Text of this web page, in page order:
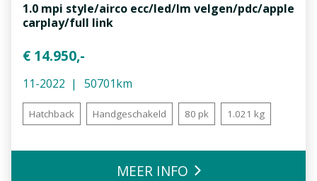
1.0 mpi style/airco ecc/led/lm velgen/pdc/apple
carplay/full link
€ 14.950,-
11-2022 50701km
Hatchback Handgeschakeld 80 pk 1.021 kg
MEER INFO